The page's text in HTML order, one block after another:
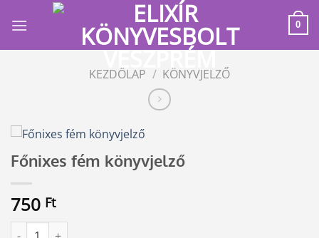
0
KEZDŐLAP / KÖNYVJELZŐ
Főnixes fém könyvjelző
750 Ft
Főnixes fém könyvjelző mennyiség
Alternative: